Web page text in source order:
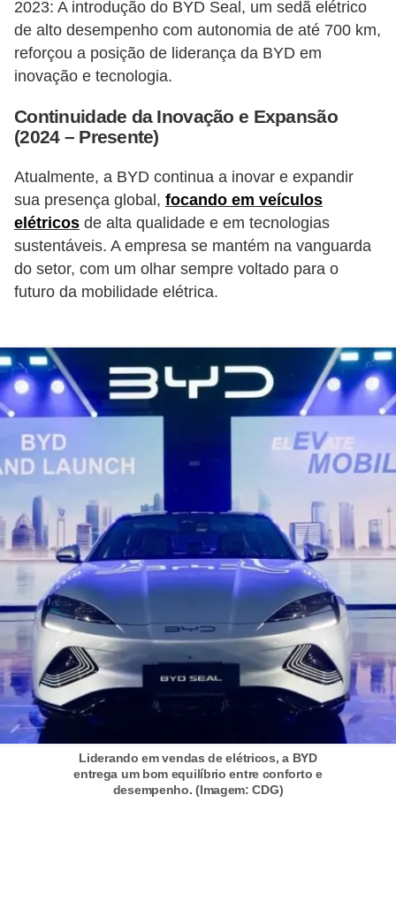
2023: A introdução do BYD Seal, um sedã elétrico
de alto desempenho com autonomia de até 700 km,
reforçou a posição de liderança da BYD em
inovação e tecnologia.
Continuidade da Inovação e Expansão
(2024 – Presente)
Atualmente, a BYD continua a inovar e expandir
sua presença global, focando em veículos
elétricos de alta qualidade e em tecnologias
sustentáveis. A empresa se mantém na vanguarda
do setor, com um olhar sempre voltado para o
futuro da mobilidade elétrica.
Liderando em vendas de elétricos, a BYD
entrega um bom equilíbrio entre conforto e
desempenho. (Imagem: CDG)
s
a
u
o
o
t
i
v
a
L
e
s
e
r
â
n
s
i
o
M
o